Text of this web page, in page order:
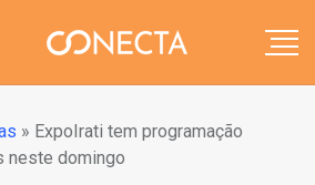
» ExpoIrati tem programação
neste domingo